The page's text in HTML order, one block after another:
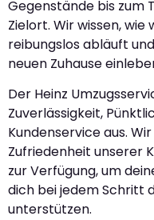
Gegenstände bis zum
Zielort. Wir wissen, wie
reibungslos abläuft
neuen Zuhause
Der Heinz
Zuverlässigkeit,
Kundenservice aus.
Zufriedenheit unserer
zur Verfügung, um
dich bei jedem Schritt
unterstützen.